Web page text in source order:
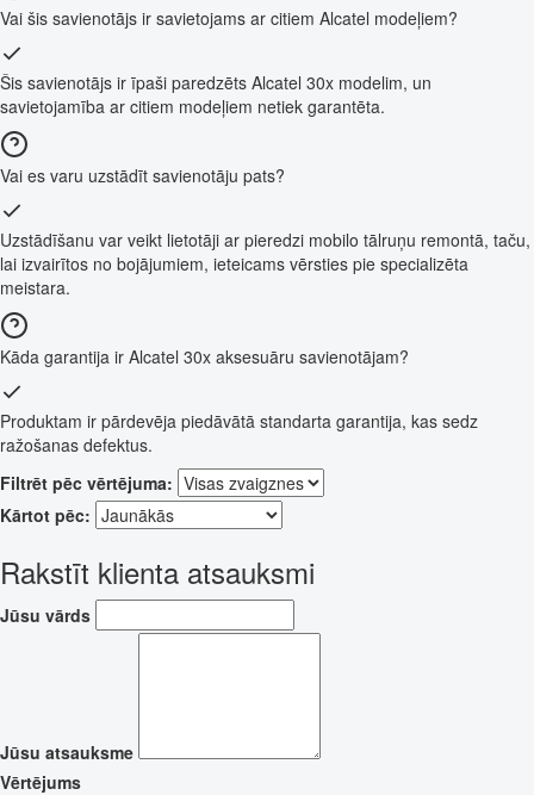
Vai šis savienotājs ir savietojams ar citiem Alcatel modeļiem?
Šis savienotājs ir īpaši paredzēts Alcatel 30x modelim, un
savietojamība ar citiem modeļiem netiek garantēta.
Vai es varu uzstādīt savienotāju pats?
Uzstādīšanu var veikt lietotāji ar pieredzi mobilo tālruņu remontā, taču,
lai izvairītos no bojājumiem, ieteicams vērsties pie specializēta
meistara.
Kāda garantija ir Alcatel 30x aksesuāru savienotājam?
Produktam ir pārdevēja piedāvātā standarta garantija, kas sedz
ražošanas defektus.
Filtrēt pēc vērtējuma:
Kārtot pēc:
Rakstīt klienta atsauksmi
Jūsu vārds
Jūsu atsauksme
Vērtējums